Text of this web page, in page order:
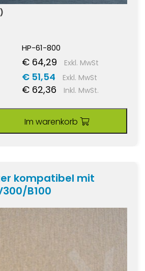
HP-61-800
€ 64,29 Exkl. MwSt
€ 51,54 Exkl. MwSt
€ 62,36 Inkl. MwSt.
Im warenkorb
kompatibel mit
B100